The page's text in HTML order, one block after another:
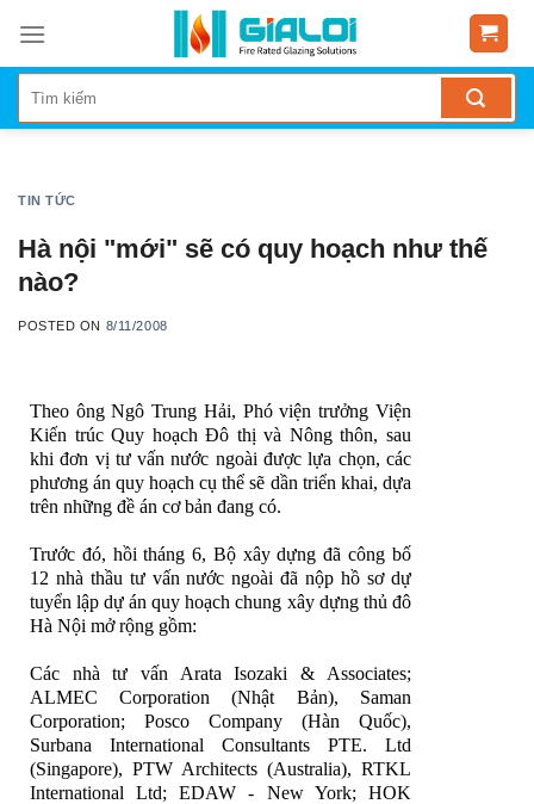
content
TIN TỨC
Hà nội "mới" sẽ có quy hoạch như thế
nào?
POSTED ON 8/11/2008
Theo ông Ngô Trung Hải, Phó viện trưởng Viện
Kiến trúc Quy hoạch Đô thị và Nông thôn, sau
khi đơn vị tư vấn nước ngoài được lựa chọn, các
phương án quy hoạch cụ thể sẽ dần triển khai, dựa
trên những đề án cơ bản đang có.
Trước đó, hồi tháng 6, Bộ xây dựng đã công bố
12 nhà thầu tư vấn nước ngoài đã nộp hồ sơ dự
tuyển lập dự án quy hoạch chung xây dựng thủ đô
Hà Nội mở rộng gồm:
Các nhà tư vấn Arata Isozaki & Associates;
ALMEC Corporation (Nhật Bản), Saman
Corporation; Posco Company (Hàn Quốc),
Surbana International Consultants PTE. Ltd
(Singapore), PTW Architects (Australia), RTKL
International Ltd; EDAW - New York; HOK